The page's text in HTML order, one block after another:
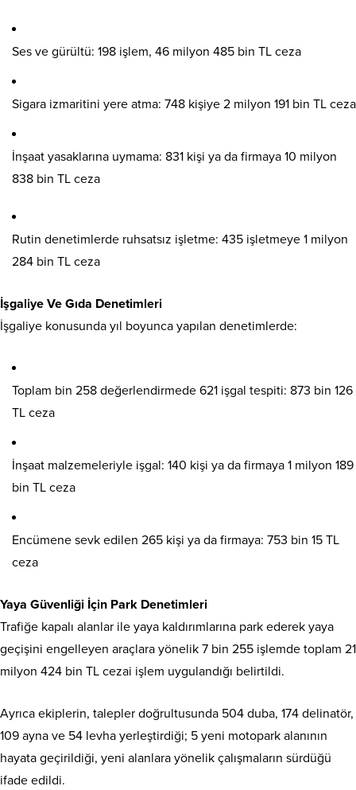
Ses ve gürültü: 198 işlem, 46 milyon 485 bin TL ceza
Sigara izmaritini yere atma: 748 kişiye 2 milyon 191 bin TL ceza
İnşaat yasaklarına uymama: 831 kişi ya da firmaya 10 milyon
838 bin TL ceza
Rutin denetimlerde ruhsatsız işletme: 435 işletmeye 1 milyon
284 bin TL ceza
İşgaliye Ve Gıda Denetimleri
İşgaliye konusunda yıl boyunca yapılan denetimlerde:
Toplam bin 258 değerlendirmede 621 işgal tespiti: 873 bin 126
TL ceza
İnşaat malzemeleriyle işgal: 140 kişi ya da firmaya 1 milyon 189
bin TL ceza
Encümene sevk edilen 265 kişi ya da firmaya: 753 bin 15 TL
ceza
Yaya Güvenliği İçin Park Denetimleri
Trafiğe kapalı alanlar ile yaya kaldırımlarına park ederek yaya
geçişini engelleyen araçlara yönelik 7 bin 255 işlemde toplam 21
milyon 424 bin TL cezai işlem uygulandığı belirtildi.
Ayrıca ekiplerin, talepler doğrultusunda 504 duba, 174 delinatör,
109 ayna ve 54 levha yerleştirdiği; 5 yeni motopark alanının
hayata geçirildiği, yeni alanlara yönelik çalışmaların sürdüğü
ifade edildi.